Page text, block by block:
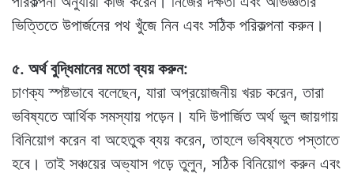
ভিত্তিতে উপার্জনের পথ খুঁজে নিন এবং সঠিক পরিকল্পনা করুন।
৫. অর্থ বুদ্ধিমানের মতো ব্যয় করুন:
চাণক্য স্পষ্টভাবে বলেছেন, যারা অপ্রয়োজনীয় খরচ করেন, তারা
ভবিষ্যতে আর্থিক সমস্যায় পড়েন। যদি উপার্জিত অর্থ ভুল জায়গায়
বিনিয়োগ করেন বা অহেতুক ব্যয় করেন, তাহলে ভবিষ্যতে পস্তাতে
হবে। তাই সঞ্চয়ের অভ্যাস গড়ে তুলুন, সঠিক বিনিয়োগ করুন এবং